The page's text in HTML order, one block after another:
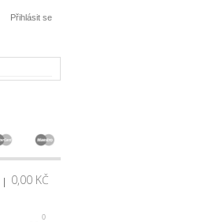
Přihlásit se
0,00 KČ
0